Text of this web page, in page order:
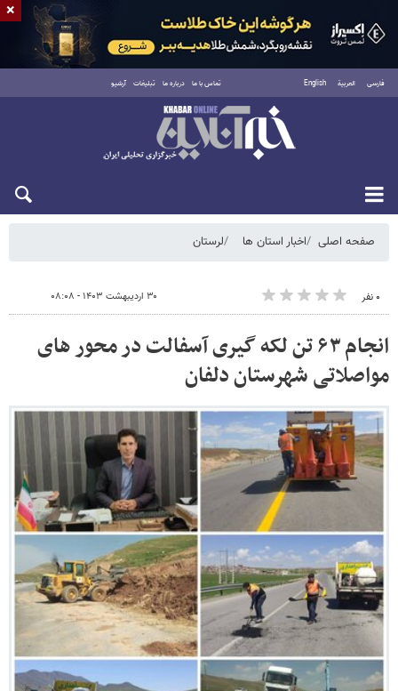
فارسی العربية English تماس با ما درباره ما تبلیغات آرشیو
شنبه ۱۷ مرداد ۱۴۰۵
صفحه اصلی اخبار استان ها لرستان
۰ نفر ۳۰ اردیبهشت ۱۴۰۳ - ۰۸:۰۸
انجام ۶۳ تن لکه گیری آسفالت در محور های
مواصلاتی شهرستان دلفان
×